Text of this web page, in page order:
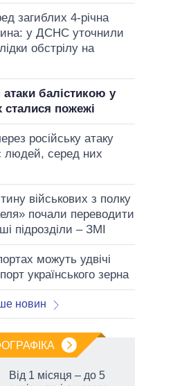
загиблих 4-річна
у ДСНС уточнили
обстрілу на
атаки балістикою у
сталися пожежі
російську атаку
людей, серед них
військових з полку
почали переводити
підрозділи – ЗМІ
можуть удвічі
українського зерна
новин
Від 1 місяця – до 5